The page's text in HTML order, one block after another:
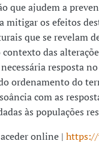
que ajudem a
mitigar os efeitos
que se revelam
das
resposta
ordenamento do
com as
às populações
online |